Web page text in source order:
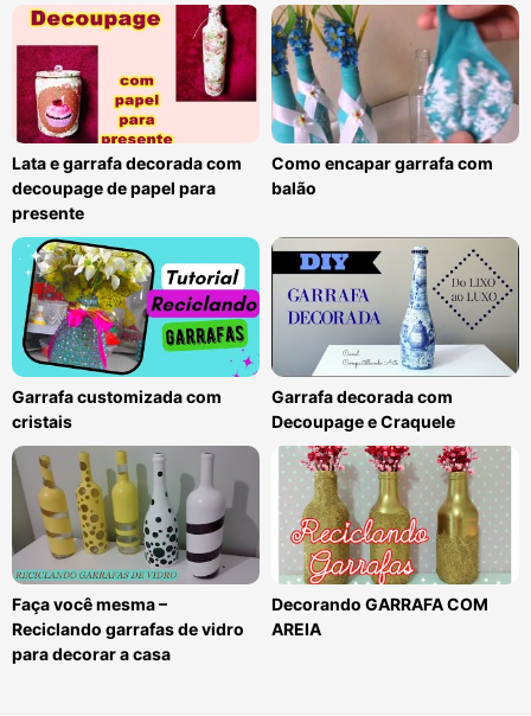
Lata e garrafa decorada com
decoupage de papel para
presente
Como encapar garrafa com
balão
Garrafa customizada com
cristais
Garrafa decorada com
Decoupage e Craquele
Faça você mesma –
Reciclando garrafas de vidro
para decorar a casa
Decorando GARRAFA COM
AREIA